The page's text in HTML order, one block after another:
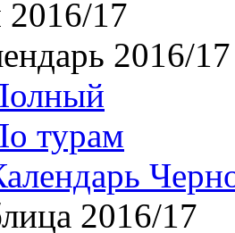
2016/17
2016/17
турам
2016/17